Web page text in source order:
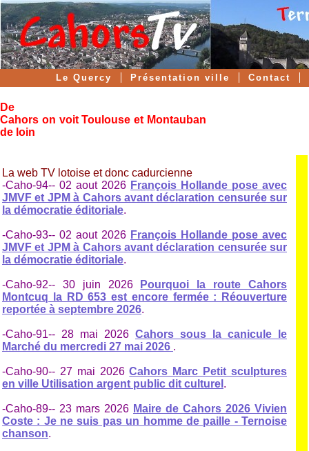
Contact
Présentation ville
Le Quercy
De
Cahors on voit Toulouse et Montauban
de loin
La web TV lotoise et donc cadurcienne
-Caho-94-- 02 aout 2026 François Hollande pose avec
JMVF et JPM à Cahors avant déclaration censurée sur
la démocratie éditoriale.
-Caho-93-- 02 aout 2026 François Hollande pose avec
JMVF et JPM à Cahors avant déclaration censurée sur
la démocratie éditoriale.
-Caho-92-- 30 juin 2026
Pourquoi la route Cahors
Montcuq la RD 653 est encore fermée : Réouverture
reportée à septembre 2026.
-Caho-91-- 28 mai 2026 Cahors sous la canicule le
Marché du mercredi 27 mai 2026 .
-Caho-90-- 27 mai 2026Cahors Marc Petit sculptures
en ville Utilisation argent public dit culturel .
-Caho-89-- 23 mars 2026 Maire de Cahors 2026 Vivien
Coste : Je ne suis pas un homme de paille - Ternoise
chanson.